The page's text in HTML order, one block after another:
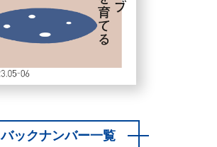
バックナンバー一覧